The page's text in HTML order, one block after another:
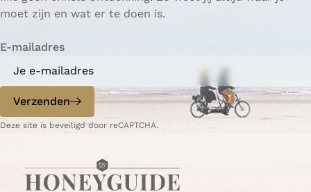
moet zijn en wat er te doen is.
E-mailadres
Verzenden
Deze site is beveiligd door reCAPTCHA.